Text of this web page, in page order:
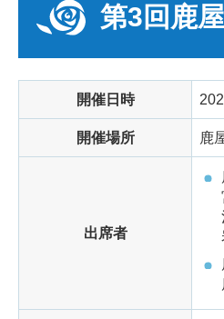
第3回鹿
開催日時
開催場所 鹿
出席者